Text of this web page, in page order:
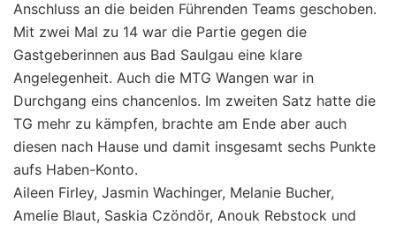
Anschluss an die beiden Führenden Teams geschoben.
Mit zwei Mal zu 14 war die Partie gegen die
Gastgeberinnen aus Bad Saulgau eine klare
Angelegenheit. Auch die MTG Wangen war in
Durchgang eins chancenlos. Im zweiten Satz hatte die
TG mehr zu kämpfen, brachte am Ende aber auch
diesen nach Hause und damit insgesamt sechs Punkte
aufs Haben-Konto.
Aileen Firley, Jasmin Wachinger, Melanie Bucher,
Amelie Blaut, Saskia Czöndör, Anouk Rebstock und